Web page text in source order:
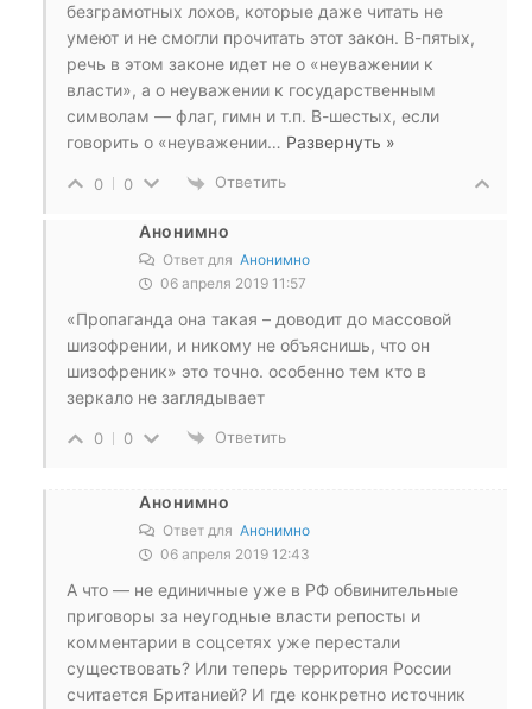
безграмотных лохов, которые даже читать не
умеют и не смогли прочитать этот закон. В-пятых,
речь в этом законе идет не о «неуважении к
власти», а о неуважении к государственным
символам — флаг, гимн и т.п. В-шестых, если
говорить о «неуважении… Развернуть »
0 0 Ответить
Анонимно
Ответ для Анонимно
06 апреля 2019 11:57
«Пропаганда она такая – доводит до массовой
шизофрении, и никому не объяснишь, что он
шизофреник» это точно. особенно тем кто в
зеркало не заглядывает
0 0 Ответить
Анонимно
Ответ для Анонимно
06 апреля 2019 12:43
А что — не единичные уже в РФ обвинительные
приговоры за неугодные власти репосты и
комментарии в соцсетях уже перестали
существовать? Или теперь территория России
считается Британией? И где конкретно источник